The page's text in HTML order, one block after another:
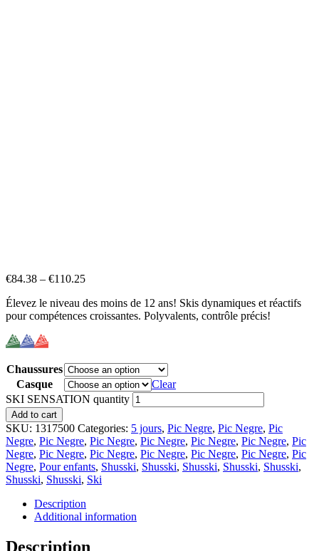
€84.38 – €110.25
Élevez le niveau des moins de 12 ans! Skis dynamiques et réactifs
pour compétences croissantes. Polyvalents, contrôle précis!
Chaussures
Casque
Clear
SKI SENSATION quantity
Add to cart
SKU: 1317500 Categories: 5 jours, Pic Negre, Pic Negre, Pic
Negre, Pic Negre, Pic Negre, Pic Negre, Pic Negre, Pic Negre, Pic
Negre, Pic Negre, Pic Negre, Pic Negre, Pic Negre, Pic Negre, Pic
Negre, Pour enfants, Shusski, Shusski, Shusski, Shusski, Shusski,
Shusski, Shusski, Ski
Description
Additional information
Description